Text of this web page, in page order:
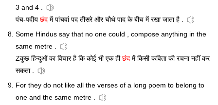
3 and 4 .
पंच-पदीय छंद में पांचवां पद तीसरे और चौथे पाद के बीच में रखा जाता है .
Some Hindus say that no one could , compose anything in the
same metre .
Zकुछ हिन्दुओं का विचार है कि कोई भी एक हीछंद में किसी कविता की रचना नहीं कर
सकता .
For they do not like all the verses of a long poem to belong to
one and the same metre .